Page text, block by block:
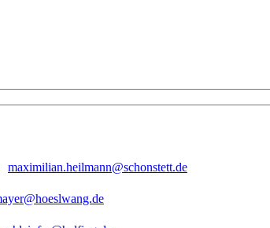
maximilian.heilmann@schonstett.de